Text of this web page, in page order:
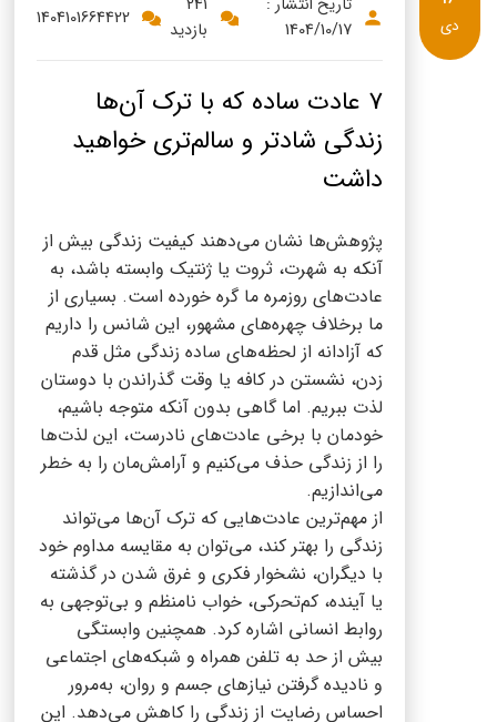
سینما دوماس
دانستنی های سلامت
گالری تصاویر
English
Arabic
Turkish
1404/10/17
بازدید
1404101664422 دی
7 عادت ساده که با ترک آن‌ها
زندگی شادتر و سالم‌تری خواهید
داشت
پژوهش‌ها نشان می‌دهند کیفیت زندگی بیش از
آنکه به شهرت، ثروت یا ژنتیک وابسته باشد، به
عادت‌های روزمره ما گره خورده است. بسیاری از
ما برخلاف چهره‌های مشهور، این شانس را داریم
که آزادانه از لحظه‌های ساده زندگی مثل قدم
زدن، نشستن در کافه یا وقت گذراندن با دوستان
لذت ببریم. اما گاهی بدون آنکه متوجه باشیم،
خودمان با برخی عادت‌های نادرست، این لذت‌ها
را از زندگی حذف می‌کنیم و آرامش‌مان را به خطر
می‌اندازیم.
از مهم‌ترین عادت‌هایی که ترک آن‌ها می‌تواند
زندگی را بهتر کند، می‌توان به مقایسه مداوم خود
با دیگران، نشخوار فکری و غرق شدن در گذشته
یا آینده، کم‌تحرکی، خواب نامنظم و بی‌توجهی به
روابط انسانی اشاره کرد. همچنین وابستگی
بیش از حد به تلفن همراه و شبکه‌های اجتماعی
و نادیده گرفتن نیازهای جسم و روان، به‌مرور
احساس رضایت از زندگی را کاهش می‌دهد. این